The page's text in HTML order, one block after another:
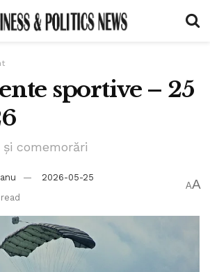
sportive – 25
comemorări
2026-05-25
AA